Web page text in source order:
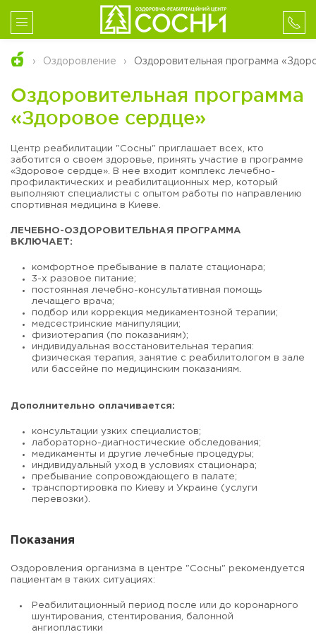
Оздоровление Оздоровительная программа
Оздоровительная программа
«Здоровое сердце»
Центр реабилитации "Сосны" приглашает всех, кто
заботится о своем здоровье, принять участие в программе
«Здоровое сердце». В нее входит комплекс лечебно-
профилактических и реабилитационных мер, который
выполняют специалисты с опытом работы по направлению
спортивная медицина в Киеве.
ЛЕЧЕБНО-ОЗДОРОВИТЕЛЬНАЯ ПРОГРАММА
ВКЛЮЧАЕТ:
комфортное пребывание в палате стационара;
3-х разовое питание;
постоянная лечебно-консультативная помощь
лечащего врача;
подбор или коррекция медикаментозной терапии;
медсестринские манипуляции;
физиотерапия (по показаниям);
индивидуальная восстановительная терапия:
физическая терапия, занятие с реабилитологом в зале
или бассейне по медицинским показаниям.
Дополнительно оплачивается:
консультации узких специалистов;
лабораторно-диагностические обследования;
медикаменты и другие лечебные процедуры;
индивидуальный уход в условиях стационара;
пребывание сопровождающего в палате;
транспортировка по Киеву и Украине (услуги
перевозки).
Показания
Оздоровления организма в центре "Сосны" рекомендуется
пациентам в таких ситуациях:
Реабилитационный период после или до коронарного
шунтирования, стентирования, балонной
ангиопластики